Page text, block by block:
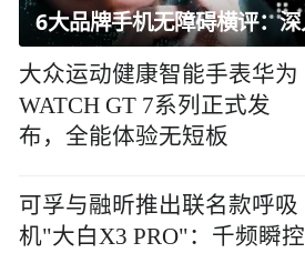
大众运动健康智能手表华为
WATCH GT 7系列正式发
布，全能体验无短板
可孚与融昕推出联名款呼吸
机"大白X3 PRO"：千频瞬控